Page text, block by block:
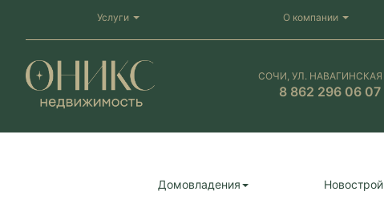
Услуги О компании
СОЧИ, УЛ. НАВАГИНСКАЯ
8 862 296 06 07
Домовладения